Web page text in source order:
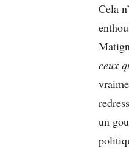
Cela
ceux
un